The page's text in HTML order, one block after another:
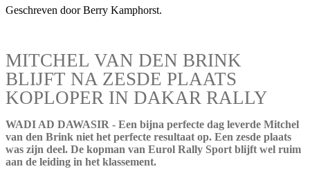
Geschreven door Berry Kamphorst.
MITCHEL VAN DEN BRINK
BLIJFT NA ZESDE PLAATS
KOPLOPER IN DAKAR RALLY
WADI AD DAWASIR - Een bijna perfecte dag leverde Mitchel
van den Brink niet het perfecte resultaat op. Een zesde plaats
was zijn deel. De kopman van Eurol Rally Sport blijft wel ruim
aan de leiding in het klassement.